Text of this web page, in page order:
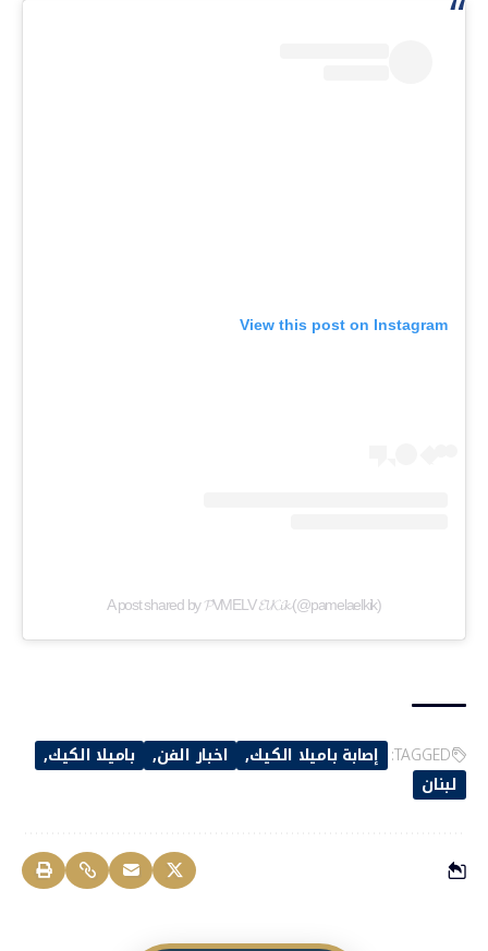
View this post on Instagram
A post shared by 𝓟VMELV 𝓔𝓵 𝓚𝓲𝓴 (@pamelaelkik)
TAGGED: إصابة باميلا الكيك اخبار الفن
باميلا الكيك
لبنان